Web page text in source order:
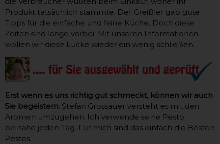
Produkt tatsächlich stammte. Der Greißler gab gute
Tipps für die einfache und feine Küche. Doch diese
Zeiten sind lange vorbei. Mit unseren Informationen
wollen wir diese Lücke wieder ein wenig schließen.
Erst wenn es uns richtig gut schmeckt, können wir auch
Sie begeistern. Stefan Grossauer versteht es mit den
Aromen umzugehen. Ich verwende seine Pesto
beinahe jeden Tag. Für mich sind das einfach die Besten
Pestos.